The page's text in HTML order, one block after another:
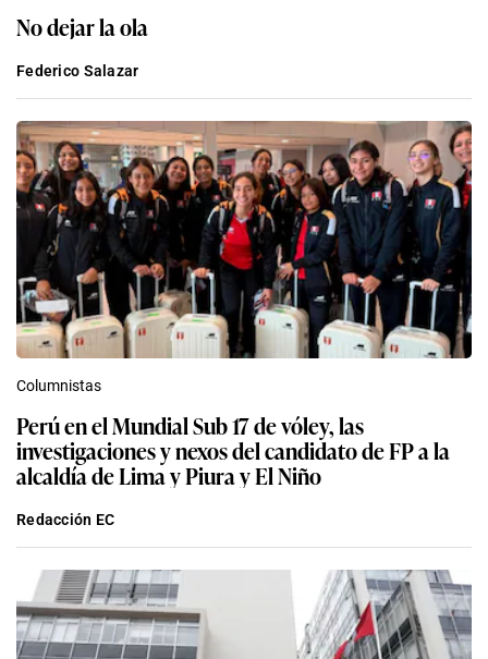
No dejar la ola
Federico Salazar
Columnistas
Perú en el Mundial Sub 17 de vóley, las
investigaciones y nexos del candidato de FP a la
alcaldía de Lima y Piura y El Niño
Redacción EC